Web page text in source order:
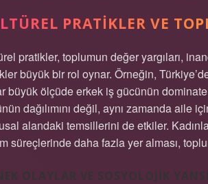
PRATIKLER VE
pratikler, toplumun değer yargıları,
büyük bir rol oynar. Örneğin,
büyük ölçüde erkek iş gücünün dominate
dağılımını değil, aynı zamanda aile
alandaki temsillerini de etkiler.
süreçlerinde daha fazla yer alması,
OLAYLAR VE SOSYOLOJIK